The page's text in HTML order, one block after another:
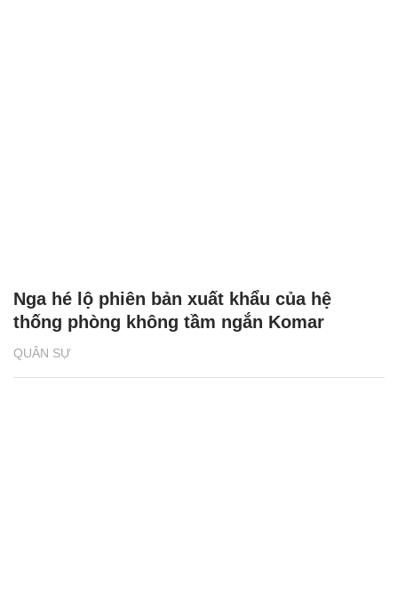
QUÂN SỰ
Nga hé lộ phiên bản xuất khẩu của hệ
thống phòng không tầm ngắn Komar